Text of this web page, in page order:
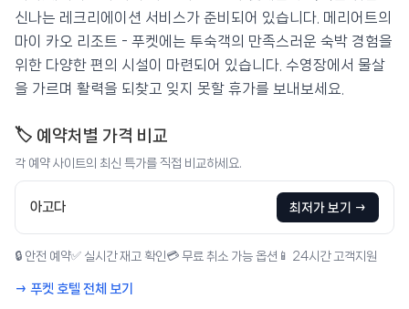
신나는 레크리에이션 서비스가 준비되어 있습니다. 메리어트의
마이 카오 리조트 - 푸켓에는 투숙객의 만족스러운 숙박 경험을
위한 다양한 편의 시설이 마련되어 있습니다. 수영장에서 물살
을 가르며 활력을 되찾고 잊지 못할 휴가를 보내보세요.
🏷️ 예약처별 가격 비교
각 예약 사이트의 최신 특가를 직접 비교하세요.
아고다 최저가 보기 →
🔒 안전 예약✅ 실시간 재고 확인 💳 무료 취소 가능 옵션 📱 24시간 고객지원
→ 푸켓 호텔 전체 보기